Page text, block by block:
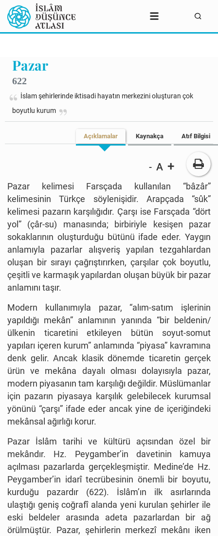
Pazar
622
İslam şehirlerinde iktisadi hayatın merkezini oluşturan çok
boyutlu kurum
Açıklamalar Kaynakça Atıf Bilgisi
- A +
Pazar kelimesi Farsçada kullanılan “bâzâr”
kelimesinin Türkçe söylenişidir. Arapçada “sûk”
kelimesi pazarın karşılığıdır. Çarşı ise Farsçada “dört
yol” (çâr-su) manasında; birbiriyle kesişen pazar
sokaklarının oluşturduğu bütünü ifade eder. Yaygın
anlamıyla pazarlar alışveriş yapılan tezgahlardan
oluşan bir sırayı çağrıştırırken, çarşılar çok boyutlu,
çeşitli ve karmaşık yapılardan oluşan büyük bir pazar
anlamını taşır.
Modern kullanımıyla pazar, “alım-satım işlerinin
yapıldığı mekân” anlamının yanında “bir beldenin/
ülkenin ticaretini etkileyen bütün soyut-somut
yapıları içeren kurum” anlamında “piyasa” kavramına
denk gelir. Ancak klasik dönemde ticaretin gerçek
ürün ve mekâna dayalı olması dolayısıyla pazar,
modern piyasanın tam karşılığı değildir. Müslümanlar
için pazarın piyasaya karşılık gelebilecek kurumsal
yönünü “çarşı” ifade eder ancak yine de içeriğindeki
mekânsal ağırlığı korur.
Pazar İslâm tarihi ve kültürü açısından özel bir
mekândır. Hz. Peygamber’in davetinin kamuya
açılması pazarlarda gerçekleşmiştir. Medine’de Hz.
Peygamber’in idarî tecrübesinin önemli bir boyutu,
kurduğu pazardır (622). İslâm’ın ilk asırlarında
ulaştığı geniş coğrafî alanda yeni kurulan şehirler ile
eski beldeler arasında adeta pazarlardan bir ağ
örülmüştür. Pazar, şehirlerin merkezî mekânı iken